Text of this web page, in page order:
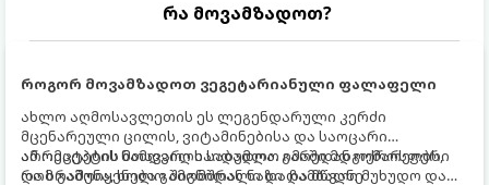
რა მოვამზადოთ?
როგორ მოვამზადოთ ვეგეტარიანული ფალაფელი
ახლო აღმოსავლეთის ეს ლეგენდარული კერძი
მცენარეული ცილის, ვიტამინებისა და საოცარი
არომატების ნამდვილი საბადოა. გარედან ოქროსფერი
და ხრაშუნა, ხოლო შიგნიდან ნაზი და მწვანე
ამ რეცეპტის მთავარი საიდუმლო იმაში მდგომარეობს,
რომ გამოიყენება გამომშრალი და ჩამბალი მუხუდო და